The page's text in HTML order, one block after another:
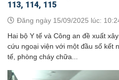
113, 114, 115
Đăng ngày 15/09/2025 lúc:
Hai bộ Y tế và Công an đề xuất
cứu ngoại viện với một đầu số kết
tế, phòng cháy chữa...